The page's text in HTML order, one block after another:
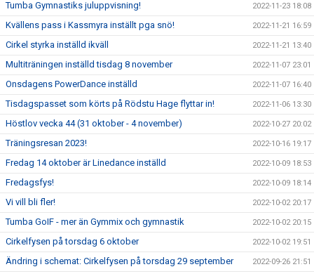
Tumba Gymnastiks juluppvisning! 2022-11-23 18:08
Kvällens pass i Kassmyra inställt pga snö! 2022-11-21 16:59
Cirkel styrka inställd ikväll 2022-11-21 13:40
Multiträningen inställd tisdag 8 november 2022-11-07 23:01
Onsdagens PowerDance inställd 2022-11-07 16:40
Tisdagspasset som körts på Rödstu Hage flyttar in! 2022-11-06 13:30
Höstlov vecka 44 (31 oktober - 4 november) 2022-10-27 20:02
Träningsresan 2023! 2022-10-16 19:17
Fredag 14 oktober är Linedance inställd 2022-10-09 18:53
Fredagsfys! 2022-10-09 18:14
Vi vill bli fler! 2022-10-02 20:17
Tumba GoIF - mer än Gymmix och gymnastik 2022-10-02 20:15
Cirkelfysen på torsdag 6 oktober 2022-10-02 19:51
Ändring i schemat: Cirkelfysen på torsdag 29 september 2022-09-26 21:51